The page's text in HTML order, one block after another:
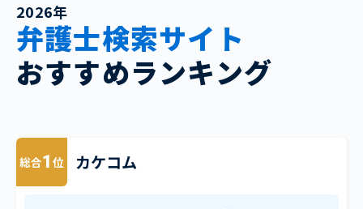
2026年
弁護士検索サイト
おすすめランキング
総合1 位 カケコム